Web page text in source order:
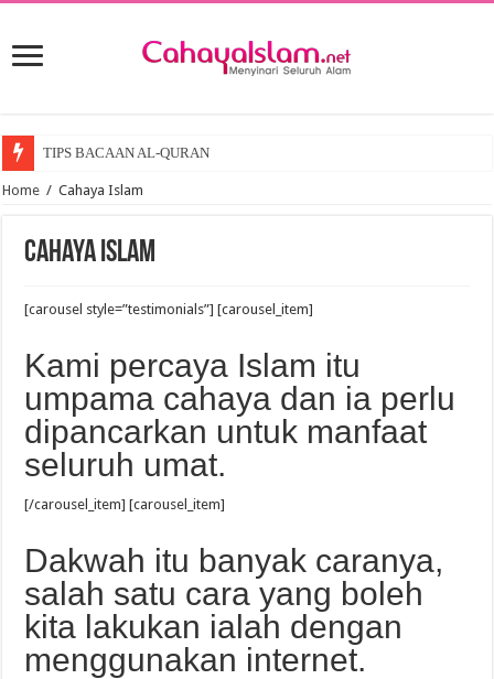
TIPS BACAAN AL-QURAN
Home / Cahaya Islam
Cahaya Islam
[carousel style=”testimonials”] [carousel_item]
Kami percaya Islam itu
umpama cahaya dan ia perlu
dipancarkan untuk manfaat
seluruh umat.
[/carousel_item] [carousel_item]
Dakwah itu banyak caranya,
salah satu cara yang boleh
kita lakukan ialah dengan
menggunakan internet.